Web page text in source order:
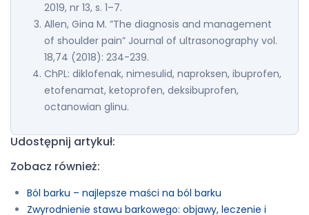
2019, nr 13, s. 1–7.
Allen, Gina M. ”The diagnosis and management
of shoulder pain” Journal of ultrasonography vol.
18,74 (2018): 234-239.
ChPL: diklofenak, nimesulid, naproksen, ibuprofen,
etofenamat, ketoprofen, deksibuprofen,
octanowian glinu.
Udostępnij artykuł:
Zobacz również:
Ból barku – najlepsze maści na ból barku
Zwyrodnienie stawu barkowego: objawy, leczenie i